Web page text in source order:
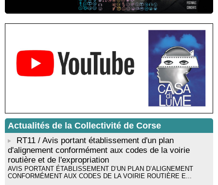
Residenza di scrittura di Angela Nicolai, Trà Corsica è
Sardegna - Mediateca di castagniccia Mare è monti - I Fulelli
Résidence d’écriture et de recherche de l’écrivaine Cécilia
Castelli - Institut Mémoires de l'Edition Contemporaine - Caen /
Médiathèque de Castagniccia Mare et Monti - I Fulelli
Rencontre / dédicace avec Lucrèce Luciani autour de son
livre « La ballade du pendu du Niolu» - Mediateca territuriale di
Santa Lucia di Tallà
Mise en musique d’un livre jeunesse par Annik Meschinet,
musicienne pédagogue : Ateliers d’expression sonore, vocale,
rythmique et corporelle - Mediateca territuriale di Santa Lucia di
Tallà
! Événement reporté ! Cycle de conférences peinture animé
par Alexandre Dominati - Mediateca territuriale di Santa Lucia di
Tallà
Actualités de la Collectivité de Corse
RT11 / Avis portant établissement d'un plan
d'alignement conformément aux codes de la voirie
routière et de l'expropriation
AVIS PORTANT ÉTABLISSEMENT D’UN PLAN D’ALIGNEMENT
CONFORMÉMENT AUX CODES DE LA VOIRIE ROUTIÈRE E...